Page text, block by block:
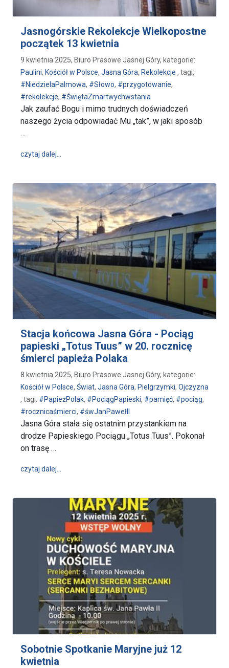
Jasnogórskie Rekolekcje Wielkopostne
początek 13 kwietnia
9 kwietnia 2025, Biuro Prasowe Jasnej Góry, kategorie:
Paulini, Kościół w Polsce, Jasna Góra, Rekolekcje , tagi:
#NiedzielaPalmowa, #Słowo, #przygotowanie,
#rekolekcje, #ŚwiętaZmartwychwstania
Jak zaufać Bogu i mimo trudnych doświadczeń
naszego życia odpowiadać Mu „tak”, w jaki sposób
…
czytaj dalej…
Stacja końcowa Jasna Góra - Pociąg
papieski „Totus Tuus” w 20. rocznicę
śmierci papieża Polaka
8 kwietnia 2025, Biuro Prasowe Jasnej Góry, kategorie:
Kościół w Polsce, Świat, Jasna Góra, Pielgrzymki, Ojczyzna
, tagi: #PapieżPolak, #PociągPapieski, #pamięć, #pociąg,
#rocznicaśmierci, #śwJanPawełII
Jasna Góra stała się ostatnim przystankiem na
drodze Papieskiego Pociągu „Totus Tuus”. Pokonał
on trasę …
czytaj dalej…
Sobotnie Spotkanie Maryjne już 12
kwietnia